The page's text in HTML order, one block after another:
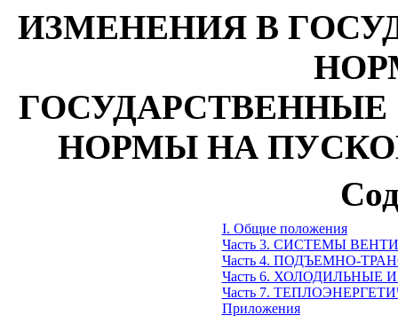
ИЗМЕНЕНИЯ В
НОРМЫ НА
I. Общие положения
Часть 3. СИСТЕМЫ
Часть 4. ПОДЪЕМНО-
Часть 6.
Часть 7.
Приложения